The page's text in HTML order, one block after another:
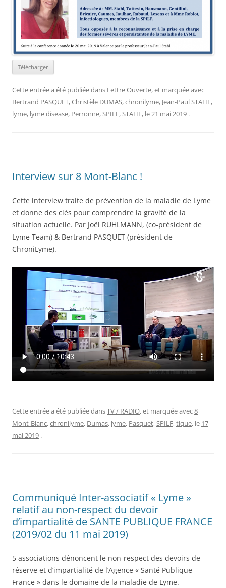
Télécharger
Cette entrée a été publiée dans Lettre Ouverte, et marquée avec
Bertrand PASQUET,Christèle DUMAS,chronilyme, Jean-Paul STAHL,
lyme, lyme disease, Perronne,SPILF,STAHL, le21 mai 2019 .
Interview sur 8 Mont-Blanc !
Cette interview traite de prévention de la maladie de Lyme
et donne des clés pour comprendre la gravité de la
situation actuelle. Par Joël RUHLMANN, (co-président de
Lyme Team) & Bertrand PASQUET (président de
ChroniLyme).
Cette entrée a été publiée dansTV / RADIO, et marquée avec8
Mont-Blanc,chronilyme, Dumas, lyme, Pasquet,SPILF,tique, le 17
mai 2019 .
Communiqué Inter-associatif « Lyme »
relatif au non-respect du devoir
d’impartialité de SANTE PUBLIQUE FRANCE
(2019/02 du 11 mai 2019)
5 associations dénoncent le non-respect des devoirs de
réserve et d’impartialité de l’Agence « Santé Publique
France » dans le domaine de la maladie de Lyme.